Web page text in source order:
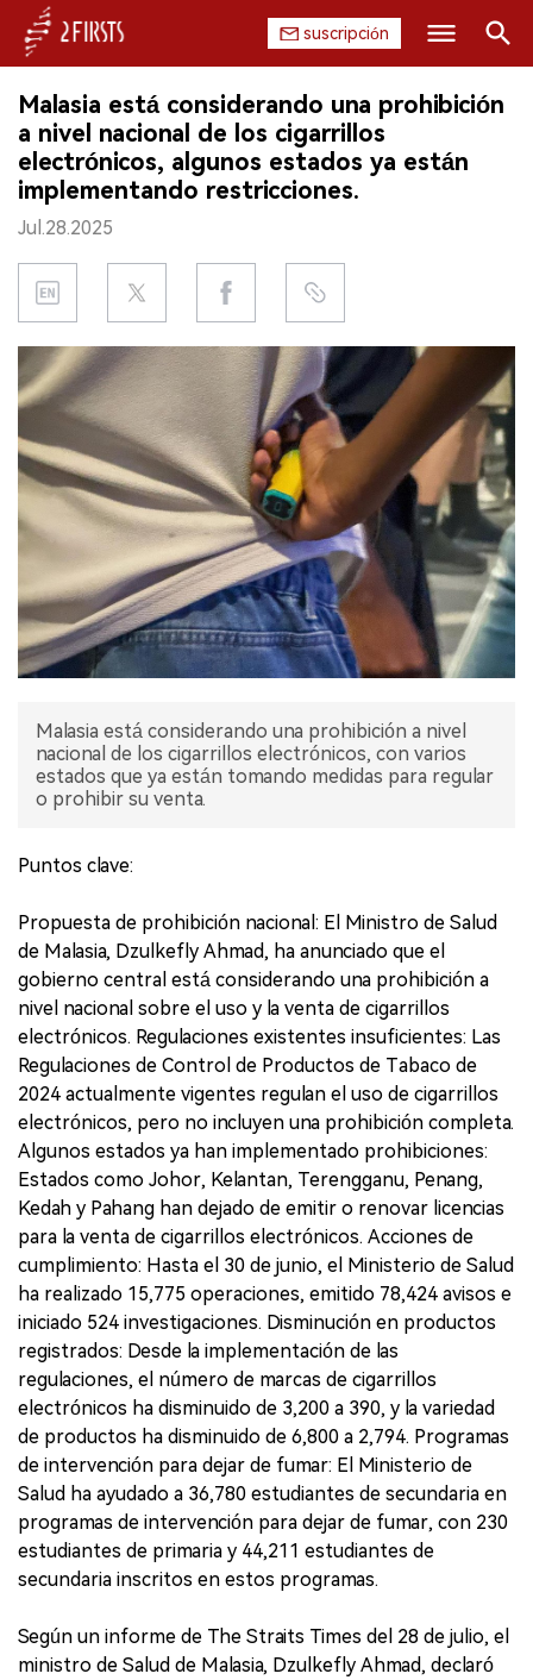
suscripción
INICIO
EMPRESA
PRODUCTO
REGULACIÓN
CHINA
DATOS
EXPOSICIÓN
ENTREVISTA
Buscar
Malasia está considerando una prohibición
a nivel nacional de los cigarrillos
electrónicos, algunos estados ya están
implementando restricciones.
Jul.28.2025
Malasia está considerando una prohibición a nivel
nacional de los cigarrillos electrónicos, con varios
estados que ya están tomando medidas para regular
o prohibir su venta.
Puntos clave:
Propuesta de prohibición nacional: El Ministro de Salud
de Malasia, Dzulkefly Ahmad, ha anunciado que el
gobierno central está considerando una prohibición a
nivel nacional sobre el uso y la venta de cigarrillos
electrónicos. Regulaciones existentes insuficientes: Las
Regulaciones de Control de Productos de Tabaco de
2024 actualmente vigentes regulan el uso de cigarrillos
electrónicos, pero no incluyen una prohibición completa.
Algunos estados ya han implementado prohibiciones:
Estados como Johor, Kelantan, Terengganu, Penang,
Kedah y Pahang han dejado de emitir o renovar licencias
para la venta de cigarrillos electrónicos. Acciones de
cumplimiento: Hasta el 30 de junio, el Ministerio de Salud
ha realizado 15,775 operaciones, emitido 78,424 avisos e
iniciado 524 investigaciones. Disminución en productos
registrados: Desde la implementación de las
regulaciones, el número de marcas de cigarrillos
electrónicos ha disminuido de 3,200 a 390, y la variedad
de productos ha disminuido de 6,800 a 2,794. Programas
de intervención para dejar de fumar: El Ministerio de
Salud ha ayudado a 36,780 estudiantes de secundaria en
programas de intervención para dejar de fumar, con 230
estudiantes de primaria y 44,211 estudiantes de
secundaria inscritos en estos programas.
Según un informe de The Straits Times del 28 de julio, el
ministro de Salud de Malasia, Dzulkefly Ahmad, declaró